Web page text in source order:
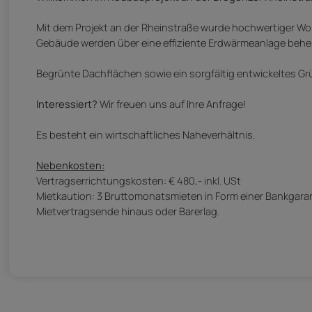
Mit dem Projekt an der Rheinstraße wurde hochwertiger
Gebäude werden über eine effiziente Erdwärmeanlage
Begrünte Dachflächen sowie ein sorgfältig entwickeltes
Interessiert? Wir freuen uns auf Ihre Anfrage!
Es besteht ein wirtschaftliches Naheverhältnis.
Nebenkosten:
Vertragserrichtungskosten: € 480,- inkl. USt
Mietkaution: 3 Bruttomonatsmieten in Form einer
Mietvertragsende hinaus oder Barerlag.